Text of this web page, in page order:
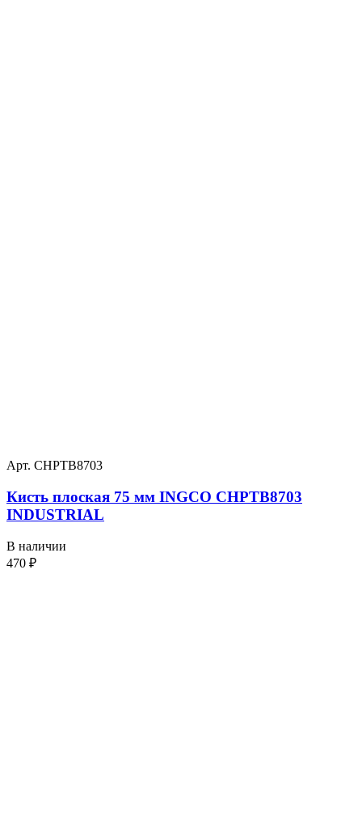
Арт. CHPTB8703
Кисть плоская 75 мм INGCO CHPTB8703
INDUSTRIAL
В наличии
470 ₽